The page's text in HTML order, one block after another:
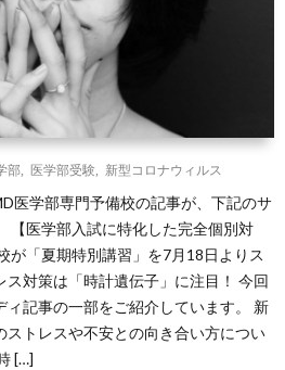
部 医学部受験 新型コロナウィルス
医学部専門予備校の記事が、下記のサ
【医学部入試に特化した完全個別対
が「夏期特別講習」を7月18日よりス
ス対策は「時計遺伝子」に注目！ 今回
ィ記事の一部をご紹介しています。 新
ストレスや不安との向き合い方につい
[…]